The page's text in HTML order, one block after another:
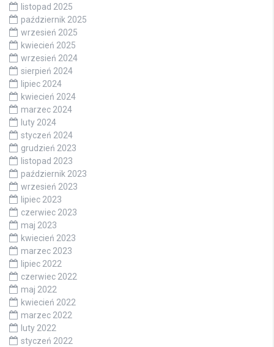
listopad 2025
październik 2025
wrzesień 2025
kwiecień 2025
wrzesień 2024
sierpień 2024
lipiec 2024
kwiecień 2024
marzec 2024
luty 2024
styczeń 2024
grudzień 2023
listopad 2023
październik 2023
wrzesień 2023
lipiec 2023
czerwiec 2023
maj 2023
kwiecień 2023
marzec 2023
lipiec 2022
czerwiec 2022
maj 2022
kwiecień 2022
marzec 2022
luty 2022
styczeń 2022